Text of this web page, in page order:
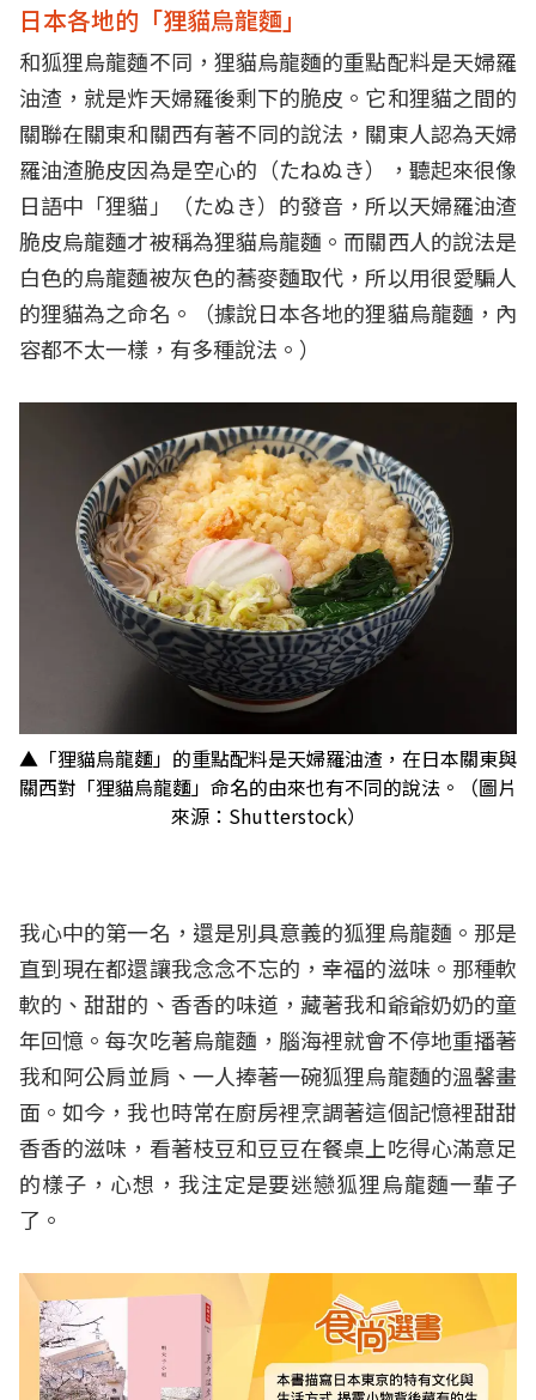
日本各地的「狸貓烏龍麵」
和狐狸烏龍麵不同，狸貓烏龍麵的重點配料是天婦羅
油渣，就是炸天婦羅後剩下的脆皮。它和狸貓之間的
關聯在關東和關西有著不同的說法，關東人認為天婦
羅油渣脆皮因為是空心的（たねぬき），聽起來很像
日語中「狸貓」（たぬき）的發音，所以天婦羅油渣
脆皮烏龍麵才被稱為狸貓烏龍麵。而關西人的說法是
白色的烏龍麵被灰色的蕎麥麵取代，所以用很愛騙人
的狸貓為之命名。（據說日本各地的狸貓烏龍麵，內
容都不太一樣，有多種說法。）
▲「狸貓烏龍麵」的重點配料是天婦羅油渣，在日本關東與
關西對「狸貓烏龍麵」命名的由來也有不同的說法。（圖片
來源：Shutterstock）
我心中的第一名，還是別具意義的狐狸烏龍麵。那是
直到現在都還讓我念念不忘的，幸福的滋味。那種軟
軟的、甜甜的、香香的味道，藏著我和爺爺奶奶的童
年回憶。每次吃著烏龍麵，腦海裡就會不停地重播著
我和阿公肩並肩、一人捧著一碗狐狸烏龍麵的溫馨畫
面。如今，我也時常在廚房裡烹調著這個記憶裡甜甜
香香的滋味，看著枝豆和豆豆在餐桌上吃得心滿意足
的樣子，心想，我注定是要迷戀狐狸烏龍麵一輩子
了。